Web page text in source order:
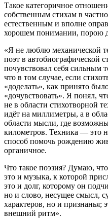
Такое категоричное
собственным стихам в
естественным и вполне
хорошем понимании, порою
«Я не люблю механической
поэт в автобиографической
почувствовал себя сильным
что в том случае, если
«доделать», как принято
«дочувствовать». Я понял,
не в области стихотворной
идёт на миллиметры, а в
области мысли, где
километров. Техника — это
способ помочь рождению
органичное.
Что такое поэзия? Думаю,
это и музыка, к которой
это и долг, которому он
но и слово, несущее смысл,
характеров, но и признанья;
внешний ритм».